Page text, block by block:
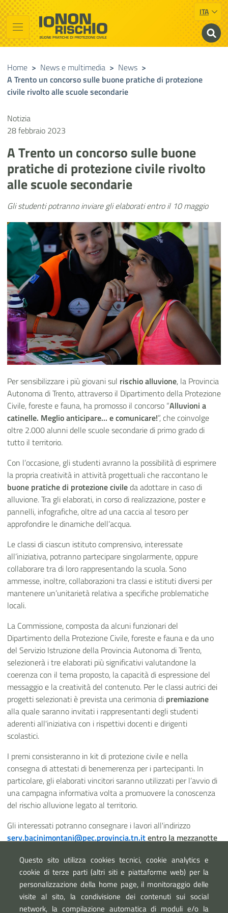
Vai al contenuto principale
Raggiungi il piè di pagina ITA
Io non rischio
Buone pratiche di Protezione Civile
Home > News e multimedia > News >
A Trento un concorso sulle buone pratiche di protezione
civile rivolto alle scuole secondarie
Notizia
28 febbraio 2023
A Trento un concorso sulle buone
pratiche di protezione civile rivolto
alle scuole secondarie
Gli studenti potranno inviare gli elaborati entro il 10 maggio
Per sensibilizzare i più giovani sul rischio alluvione, la Provincia
Autonoma di Trento, attraverso il Dipartimento della Protezione
Civile, foreste e fauna, ha promosso il concorso “Alluvioni a
catinelle. Meglio anticipare... e comunicare!”, che coinvolge
oltre 2.000 alunni delle scuole secondarie di primo grado di
tutto il territorio.
Con l’occasione, gli studenti avranno la possibilità di esprimere
la propria creatività in attività progettuali che raccontano le
buone pratiche di protezione civileda adottare in caso di
alluvione. Tra gli elaborati, in corso di realizzazione, poster e
pannelli, infografiche, oltre ad una caccia al tesoro per
approfondire le dinamiche dell’acqua.
Le classi di ciascun istituto comprensivo, interessate
all’iniziativa, potranno partecipare singolarmente, oppure
collaborare tra di loro rappresentando la scuola. Sono
ammesse, inoltre, collaborazioni tra classi e istituti diversi per
mantenere un’unitarietà relativa a specifiche problematiche
locali.
La Commissione, composta da alcuni funzionari del
Dipartimento della Protezione Civile, foreste e fauna e da uno
del Servizio Istruzione della Provincia Autonoma di Trento,
selezionerà i tre elaborati più significativi valutandone la
coerenza con il tema proposto, la capacità di espressione del
messaggio e la creatività del contenuto. Per le classi autrici dei
progetti selezionati è prevista una cerimonia di premiazione
alla quale saranno invitati i rappresentanti degli studenti
aderenti all'iniziativa con i rispettivi docenti e dirigenti
scolastici.
I premi consisteranno in kit di protezione civile e nella
consegna di attestati di benemerenza per i partecipanti. In
particolare, gli elaborati vincitori saranno utilizzati per l’avvio di
una campagna informativa volta a promuovere la conoscenza
del rischio alluvione legato al territorio.
Gli interessati potranno consegnare i lavori all'indirizzo
serv.bacinimontani@pec.provincia.tn.itentro la mezzanotte
Questo sito utilizza cookies tecnici, cookie analytics e
cookie di terze parti (altri siti e piattaforme web) per la
personalizzazione della home page, il monitoraggio delle
visite al sito, la condivisione dei contenuti sui social
network, la compilazione automatica di moduli e/o la